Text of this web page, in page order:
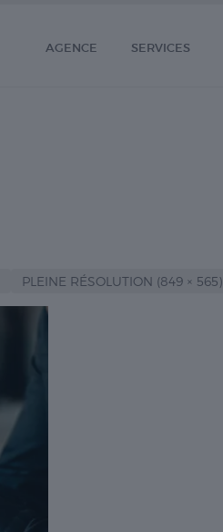
AGENCE SERVICES
PLEINE RÉSOLUTION (849 × 565)